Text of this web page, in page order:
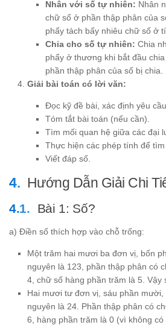
Nhân với số tự nhiên: Nhân
chữ số ở phần thập phân của
phẩy tách bấy nhiêu chữ số ở
Chia cho số tự nhiên: Chia
phẩy ở thương khi bắt đầu
phần thập phân của số bị chia.
Giải bài toán có lời văn:
Đọc kỹ đề bài, xác định yêu
Tóm tắt bài toán (nếu cần).
Tìm mối quan hệ giữa các đại
Thực hiện các phép tính để tìm
Viết đáp số.
Hướng Dẫn Giải Chi
Bài 1: Số?
a) Điền số thích hợp vào chỗ trống:
Một trăm hai mươi ba đơn vị, bốn
nguyên là 123, phần thập phân có
4, chữ số hàng phần trăm là 5. Vậy
Hai mươi tư đơn vị, sáu phần mười,
nguyên là 24. Phần thập phân có
6, hàng phần trăm là 0 (vì không